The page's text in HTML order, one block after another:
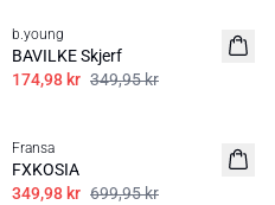
b.young
BAVILKE Skjerf
174,98 kr 349,95 kr
Fransa
FXKOSIA
349,98 kr 699,95 kr